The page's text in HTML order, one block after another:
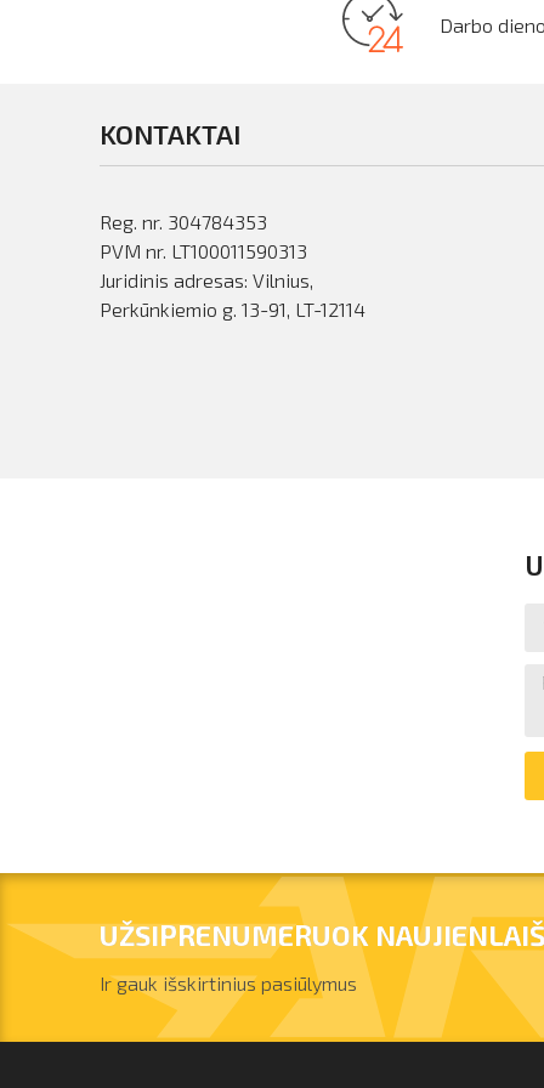
Darbo
KONTAKTAI
Reg. nr. 304784353
PVM nr. LT100011590313
Juridinis adresas: Vilnius,
Perkūnkiemio g. 13-91, LT-12114
UŽSIPRENUMERUOK
Ir gauk išskirtinius pasiūlymus